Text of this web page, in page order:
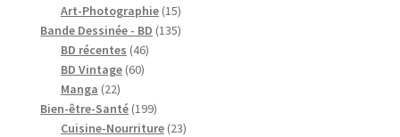
produits
Art-Photographie 1515
produits
Bande Dessinée - BD 135135
BD récentes 4646
BD Vintage 6060
Manga 2222
produits
Bien-être-Santé 199199
produits
Cuisine-Nourriture 2323